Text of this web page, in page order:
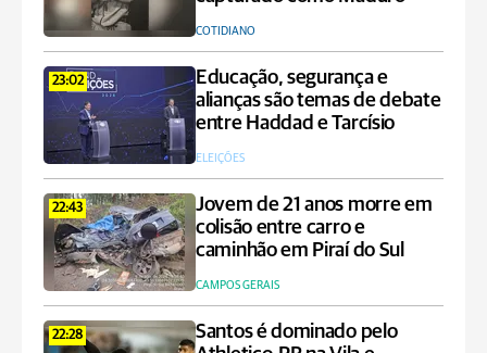
COTIDIANO
23:02
Educação, segurança e
alianças são temas de debate
entre Haddad e Tarcísio
ELEIÇÕES
22:43
Jovem de 21 anos morre em
colisão entre carro e
caminhão em Piraí do Sul
CAMPOS GERAIS
22:28
Santos é dominado pelo